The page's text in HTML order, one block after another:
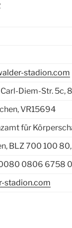
stadion.com
Carl-Diem-Str. 5c,
VR15694
für
BLZ 700 100
0806 6758
stadion.com